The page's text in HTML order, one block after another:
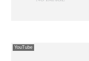
YouTube